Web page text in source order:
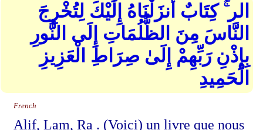
الر ۚ كِتَابٌ أَنزَلْنَاهُ إِلَيْكَ لِتُخْرِجَ
النَّاسَ مِنَ الظُّلُمَاتِ إِلَى النُّورِ
بِإِذْنِ رَبِّهِمْ إِلَىٰ صِرَاطِ الْعَزِيزِ
الْحَمِيدِ
French
Alif, Lam, Ra . (Voici) un livre que nous